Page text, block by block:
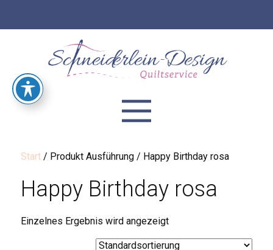
Start / Produkt Ausführung / Happy Birthday rosa
Happy Birthday rosa
Einzelnes Ergebnis wird angezeigt